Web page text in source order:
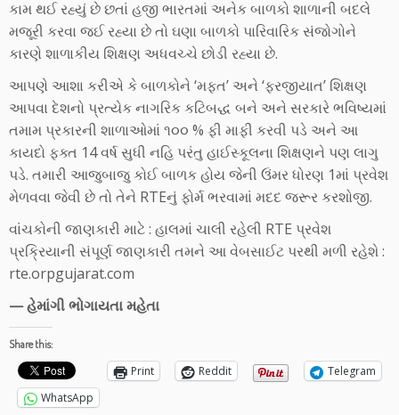
કામ થઈ રહ્યું છે છતાં હજી ભારતમાં અનેક બાળકો શાળાની બદલે
મજૂરી કરવા જઈ રહ્યા છે તો ઘણા બાળકો પારિવારિક સંજોગોને
કારણે શાળાકીય શિક્ષણ અધવચ્ચે છોડી રહ્યા છે.
આપણે આશા કરીએ કે બાળકોને ‘મફત’ અને ‘ફરજીયાત’ શિક્ષણ
આપવા દેશનો પ્રત્યેક નાગરિક કટિબદ્ધ બને અને સરકારે ભવિષ્યમાં
તમામ પ્રકારની શાળાઓમાં ૧૦૦ % ફી માફી કરવી પડે અને આ
કાયદો ફક્ત 14 વર્ષ સુધી નહિ પરંતુ હાઈસ્કૂલના શિક્ષણને પણ લાગુ
પડે. તમારી આજુબાજુ કોઈ બાળક હોય જેની ઉંમર ધોરણ 1માં પ્રવેશ
મેળવવા જેવી છે તો તેને RTEનું ફોર્મ ભરવામાં મદદ જરૂર કરશોજી.
વાંચકોની જાણકારી માટે : હાલમાં ચાલી રહેલી RTE પ્રવેશ
પ્રક્રિયાની સંપૂર્ણ જાણકારી તમને આ વેબસાઈટ પરથી મળી રહેશે :
rte.orpgujarat.com
— હેમાંગી ભોગાયતા મહેતા
Share this:
Print Reddit
Telegram
WhatsApp